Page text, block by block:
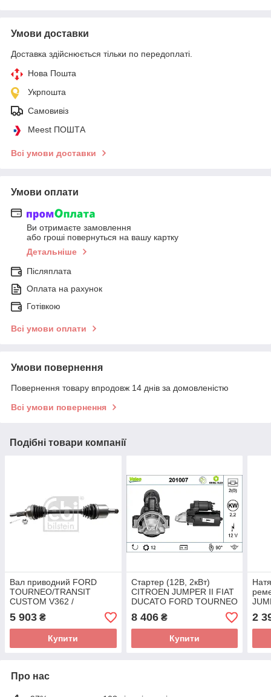
Умови доставки
Доставка здійснюється тільки по передоплаті.
Нова Пошта
Укрпошта
Самовивіз
Meest ПОШТА
Всі умови доставки
Умови оплати
Ви отримаєте замовлення
або гроші повернуться на вашу картку
Детальніше
Післяплата
Оплата на рахунок
Готівкою
Всі умови оплати
Умови повернення
Повернення товару впродовж 14 днів за домовленістю
Всі умови повернення
Подібні товари компанії
Вал приводний FORD
TOURNEO/TRANSIT
CUSTOM V362 /
V36330872 (FEBI)
5 903 ₴
Купити
Стартер (12В, 2кВт)
CITROEN JUMPER II FIAT
DUCATO FORD TOURNEO
CUSTOM V362, TRANSIT,
TRANSIT CUSTOM V362,
8 406₴
Купити
2
Про нас